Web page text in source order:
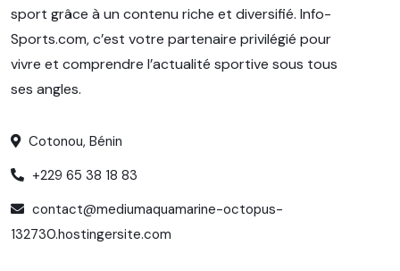
sport grâce à un contenu riche et diversifié. Info-
Sports.com, c’est votre partenaire privilégié pour
vivre et comprendre l’actualité sportive sous tous
ses angles.
Cotonou, Bénin
+229 65 38 18 83
contact@mediumaquamarine-octopus-
132730.hostingersite.com